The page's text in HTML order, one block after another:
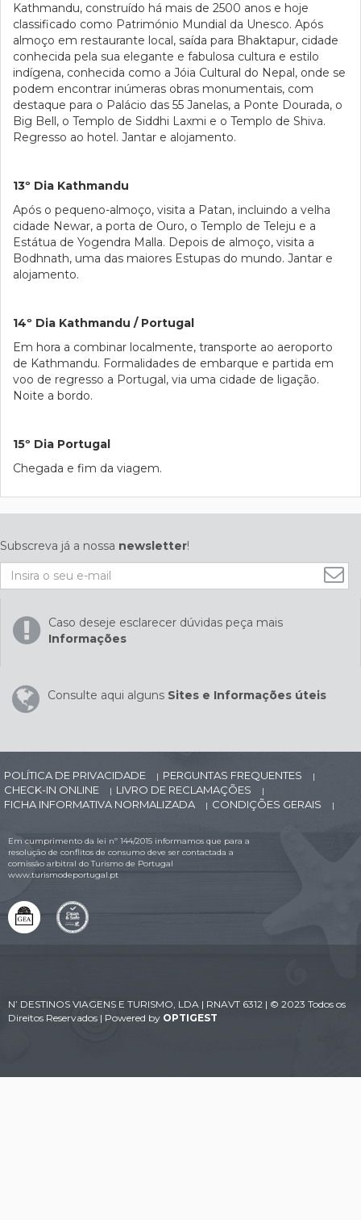
Kathmandu, construído há mais de 2500 anos e hoje
classificado como Património Mundial da Unesco. Após
almoço em restaurante local, saída para Bhaktapur, cidade
conhecida pela sua elegante e fabulosa cultura e estilo
indígena, conhecida como a Jóia Cultural do Nepal, onde se
podem encontrar inúmeras obras monumentais, com
destaque para o Palácio das 55 Janelas, a Ponte Dourada, o
Big Bell, o Templo de Siddhi Laxmi e o Templo de Shiva.
Regresso ao hotel. Jantar e alojamento.
13º Dia Kathmandu
Após o pequeno-almoço, visita a Patan, incluindo a velha
cidade Newar, a porta de Ouro, o Templo de Teleju e a
Estátua de Yogendra Malla. Depois de almoço, visita a
Bodhnath, uma das maiores Estupas do mundo. Jantar e
alojamento.
14º Dia Kathmandu / Portugal
Em hora a combinar localmente, transporte ao aeroporto
de Kathmandu. Formalidades de embarque e partida em
voo de regresso a Portugal, via uma cidade de ligação.
Noite a bordo.
15º Dia Portugal
Chegada e fim da viagem.
Subscreva já a nossa newsletter!
Caso deseje esclarecer dúvidas peça mais
Informações
Consulte aqui alguns Sites e Informações úteis
POLÍTICA DE PRIVACIDADE | PERGUNTAS FREQUENTES |
CHECK-IN ONLINE | LIVRO DE RECLAMAÇÕES |
FICHA INFORMATIVA NORMALIZADA | CONDIÇÕES GERAIS |
Em cumprimento da lei nº 144/2015 informamos que para a
resolução de conflitos de consumo deve ser contactada a
comissão arbitral do Turismo de Portugal
www.turismodeportugal.pt
N’ DESTINOS VIAGENS E TURISMO, LDA | RNAVT 6312 | © 2023 Todos os
Direitos Reservados | Powered by OPTIGEST